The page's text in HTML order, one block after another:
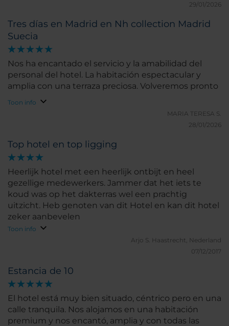
Top hotel en top ligging
Heerlijk hotel met een heerlijk ontbijt en heel
gezellige medewerkers. Jammer dat het iets te
koud was op het dakterras wel een prachtig
uitzicht. Heb genoten van dit Hotel en kan dit hotel
zeker aanbevelen
Toon info
Arjo S. Haastrecht, Nederland
07/12/2017
Estancia de 10
El hotel está muy bien situado, céntrico pero en una
calle tranquila. Nos alojamos en una habitación
premium y nos encantó, amplia y con todas las
29/01/2026
Tres días en Madrid en Nh collection Madrid
Suecia
Nos ha encantado el servicio y la amabilidad del
personal del hotel. La habitación espectacular y
amplia con una terraza preciosa. Volveremos pronto
Toon info
MARIA TERESA S.
28/01/2026